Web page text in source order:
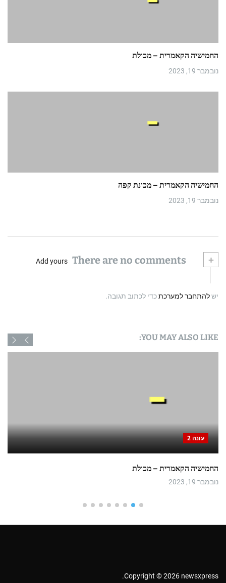
החמישיה הקאמרית – מכולת
נובמבר 19, 2023
החמישיה הקאמרית – מכונת קפה
נובמבר 19, 2023
+
Add yours
ישלהתחבר למערכתכדי לכתוב תגובה.
YOU MAY ALSO LIKE:
עונה 2
החמישיה הקאמרית – מכולת
נובמבר 19, 2023
Copyright © 2026 newsxpress.